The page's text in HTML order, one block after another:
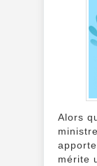
Alors
mérite